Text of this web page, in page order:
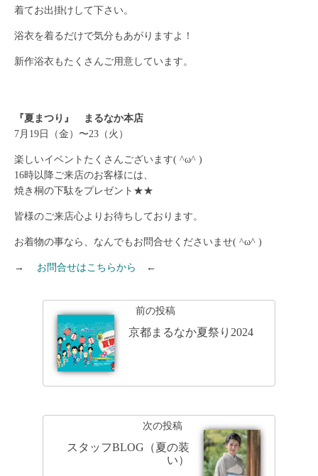
着てお出掛けして下さい。
浴衣を着るだけで気分もあがりますよ！
新作浴衣もたくさんご用意しています。
『夏まつり』 まるなか本店
7月19日（金）〜23（火）
楽しいイベントたくさんございます( ^ω^ )
16時以降ご来店のお客様には、
焼き桐の下駄をプレゼント★★
皆様のご来店心よりお待ちしております。
お着物の事なら、なんでもお問合せくださいませ( ^ω^ )
→ お問合せはこちらから ←
前の投稿
京都まるなか夏祭り2024
次の投稿
スタッフBLOG（夏の装
い）